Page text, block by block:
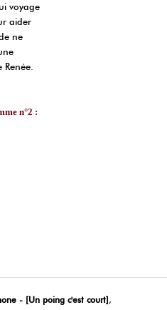
voyage
aider
ne
n°2 :
- [Un poing c'est court],